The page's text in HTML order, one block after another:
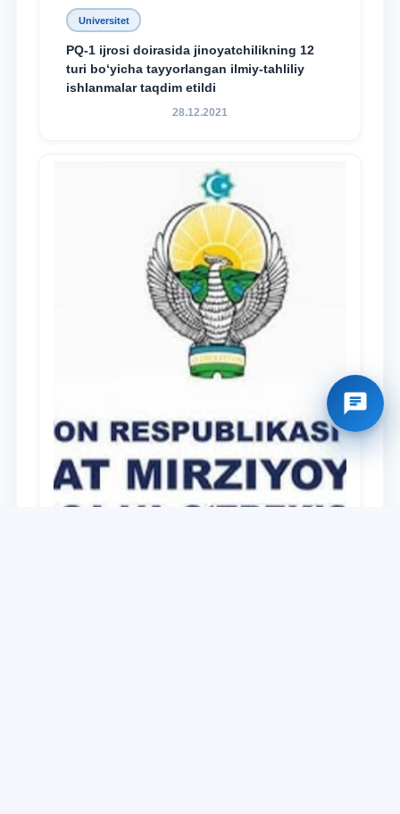
Universitet
PQ-1 ijrosi doirasida jinoyatchilikning 12
turi bo‘yicha tayyorlangan ilmiy-tahliliy
ishlanmalar taqdim etildi
28.12.2021